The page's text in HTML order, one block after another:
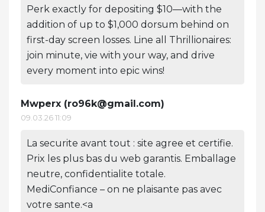
Perk exactly for depositing $10—with the
addition of up to $1,000 dorsum behind on
first-day screen losses. Line all Thrillionaires:
join minute, vie with your way, and drive
every moment into epic wins!
Mwperx (ro96k@gmail.com)
09.03.26 11:09
La securite avant tout : site agree et certifie.
Prix les plus bas du web garantis. Emballage
neutre, confidentialite totale.
MediConfiance – on ne plaisante pas avec
votre sante.<a